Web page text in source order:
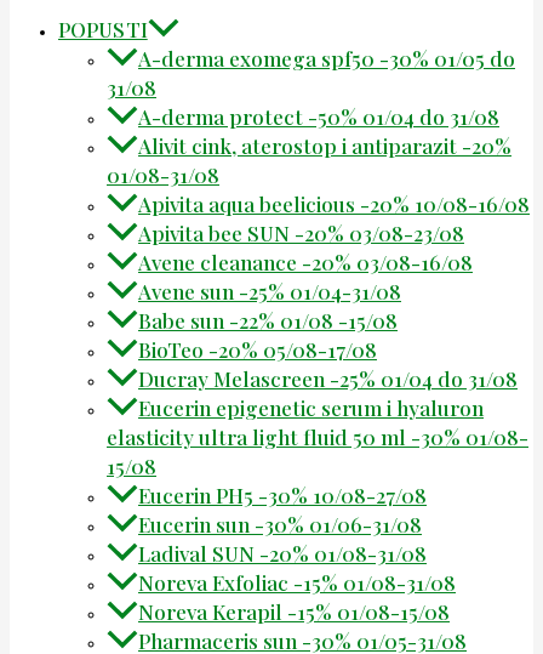
POPUSTI
A-derma exomega spf50 -30% 01/05 do
31/08
A-derma protect -50% 01/04 do 31/08
Alivit cink, aterostop i antiparazit -20%
01/08-31/08
Apivita aqua beelicious -20% 10/08-16/08
Apivita bee SUN -20% 03/08-23/08
Avene cleanance -20% 03/08-16/08
Avene sun -25% 01/04-31/08
Babe sun -22% 01/08 -15/08
BioTeo -20% 05/08-17/08
Ducray Melascreen -25% 01/04 do 31/08
Eucerin epigenetic serum i hyaluron
elasticity ultra light fluid 50 ml -30% 01/08-
15/08
Eucerin PH5 -30% 10/08-27/08
Eucerin sun -30% 01/06-31/08
Ladival SUN -20% 01/08-31/08
Noreva Exfoliac -15% 01/08-31/08
Noreva Kerapil -15% 01/08-15/08
Pharmaceris sun -30% 01/05-31/08